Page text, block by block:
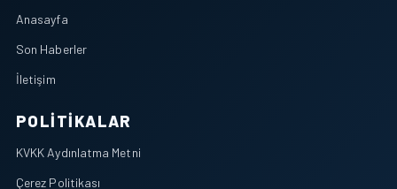
Anasayfa
Son Haberler
İletişim
POLITIKALAR
KVKK Aydınlatma Metni
Çerez Politikası